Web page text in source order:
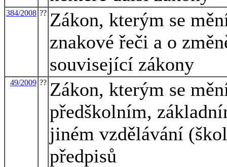
384/2008 ?? Zákon, kterým se
znakové řeči a o
související zákony
49/2009 ?? Zákon, kterým se
předškolním,
jiném vzdělávání
předpisů